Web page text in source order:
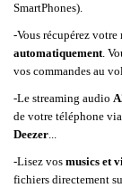
SmartPhones).
-Vous récupérez votre
automatiquement.
vos commandes au
-Le streaming audio
de votre téléphone
Deezer...
-Lisez vos musics et
fichiers directement